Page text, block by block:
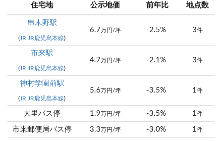
住宅地 公示地価 前年比 地点数
串木野駅
(JR JR鹿児島本線)
6.7 万円/坪 -2.5% 3件
市来駅
(JR JR鹿児島本線)
4.7 万円/坪 -2.1% 3件
神村学園前駅
(JR JR鹿児島本線)
5.6 万円/坪 -3.5% 1件
大里バス停 1.9 万円/坪 -3.5% 1件
市来郵便局バス停 3.3 万円/坪 -3.0% 1件